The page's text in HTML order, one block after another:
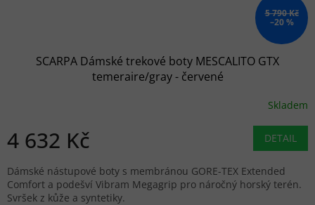
5 790 Kč
–20 %
SCARPA Dámské trekové boty MESCALITO GTX
temeraire/gray - červené
Skladem
4 632 Kč DETAIL
Dámské nástupové boty s membránou GORE-TEX Extended
Comfort a podešví Vibram Megagrip pro náročný horský terén.
Svršek z kůže a syntetiky.